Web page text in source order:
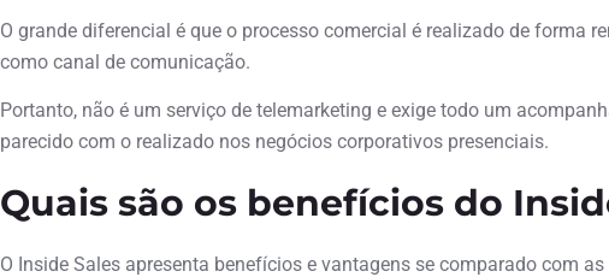
O grande diferencial é que o processo comercial é realizado de forma
como canal de comunicação.
Portanto, não é um serviço de telemarketing e exige todo um
parecido com o realizado nos negócios corporativos presenciais.
Quais são os benefícios do
O Inside Sales apresenta benefícios e vantagens se comparado com